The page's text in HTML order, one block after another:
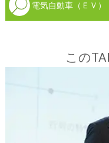
電気自動車（ＥＶ）
この